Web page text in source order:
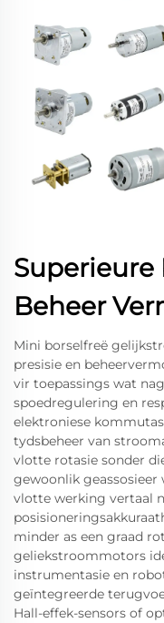
Superieure
Beheer
Mini borselfreë
presisie en
vir toepassings wat
spoedregulering en
elektroniese
tydsbeheer van
vlotte rotasie sonder
gewoonlik
vlotte werking vertaal
minder as een graad
geliekstroommotors
instrumentasie en
geïntegreerde
Hall-effek-sensors of